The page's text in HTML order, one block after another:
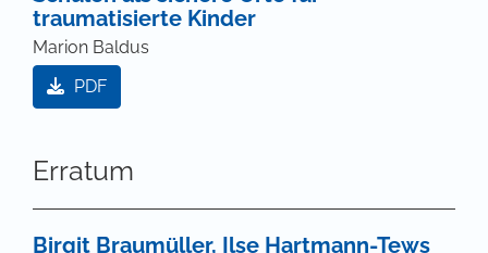
traumatisierte Kinder
Marion Baldus
PDF
Erratum
Birgit Braumüller, Ilse Hartmann-Tews